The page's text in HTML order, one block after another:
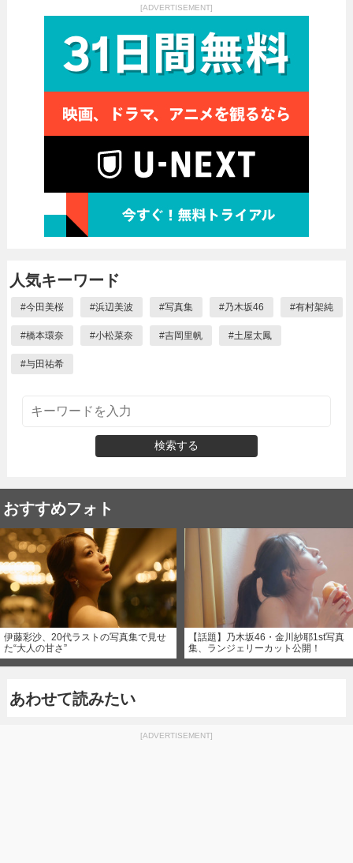
[ADVERTISEMENT]
人気キーワード
#今田美桜 #浜辺美波 #写真集 #乃木坂46 #有村架純
#橋本環奈 #小松菜奈 #吉岡里帆 #土屋太鳳
#与田祐希
検索する
おすすめフォト
伊藤彩沙、20代ラストの写真集で見せ
た“大人の甘さ”
【話題】乃木坂46・金川紗耶1st写真
集、ランジェリーカット公開！
あわせて読みたい
[ADVERTISEMENT]